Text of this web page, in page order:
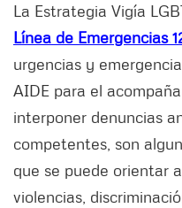
La Estrategia Vigía
Línea de Emergencias
urgencias y
AIDE para el
interponer denuncias
competentes, son
que se puede orientar
violencias,